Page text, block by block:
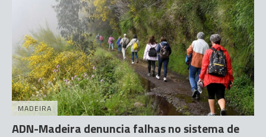
MADEIRA
ADN-Madeira denuncia falhas no sistema de